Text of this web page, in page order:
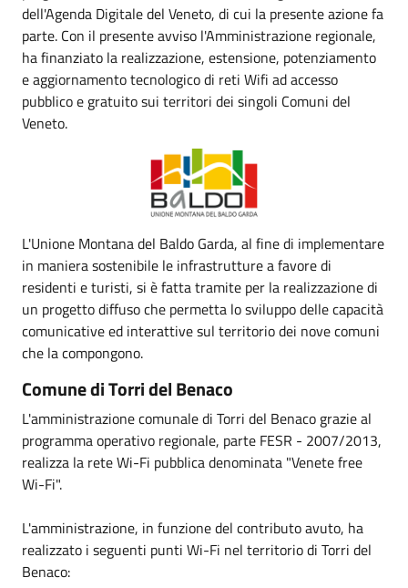
dell'Agenda Digitale del Veneto, di cui la presente azione fa
parte. Con il presente avviso l'Amministrazione regionale,
ha finanziato la realizzazione, estensione, potenziamento
e aggiornamento tecnologico di reti Wifi ad accesso
pubblico e gratuito sui territori dei singoli Comuni del
Veneto.
L'Unione Montana del Baldo Garda, al fine di implementare
in maniera sostenibile le infrastrutture a favore di
residenti e turisti, si è fatta tramite per la realizzazione di
un progetto diffuso che permetta lo sviluppo delle capacità
comunicative ed interattive sul territorio dei nove comuni
che la compongono.
Comune di Torri del Benaco
L'amministrazione comunale di Torri del Benaco grazie al
programma operativo regionale, parte FESR - 2007/2013,
realizza la rete Wi-Fi pubblica denominata "Venete free
Wi-Fi".
L'amministrazione, in funzione del contributo avuto, ha
realizzato i seguenti punti Wi-Fi nel territorio di Torri del
Benaco: